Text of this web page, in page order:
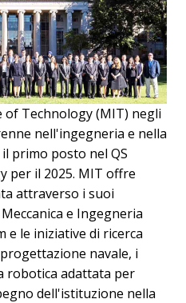
Technology (MIT) negli
nell'ingegneria e nella
primo posto nel QS
per il 2025. MIT offre
attraverso i suoi
e Ingegneria
e le iniziative di ricerca
navale, i
robotica adattata per
dell'istituzione nella